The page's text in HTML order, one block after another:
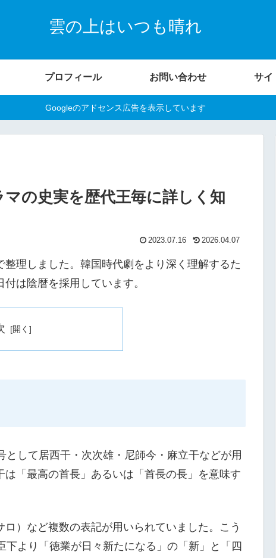
雲の上はいつも晴れ
プロフィール お問い合わせ サイ
Googleのアドセンス広告を表示しています
の史実を歴代王毎に詳しく知
2023.07.16 2026.04.07
理しました。韓国時代劇をより深く理解するた
は陰暦を採用しています。
して居西干・次次雄・尼師今・麻立干などが用
「最高の首長」あるいは「首長の長」を意味す
）など複数の表記が用いられていました。こう
より「徳業が日々新たになる」の「新」と「四